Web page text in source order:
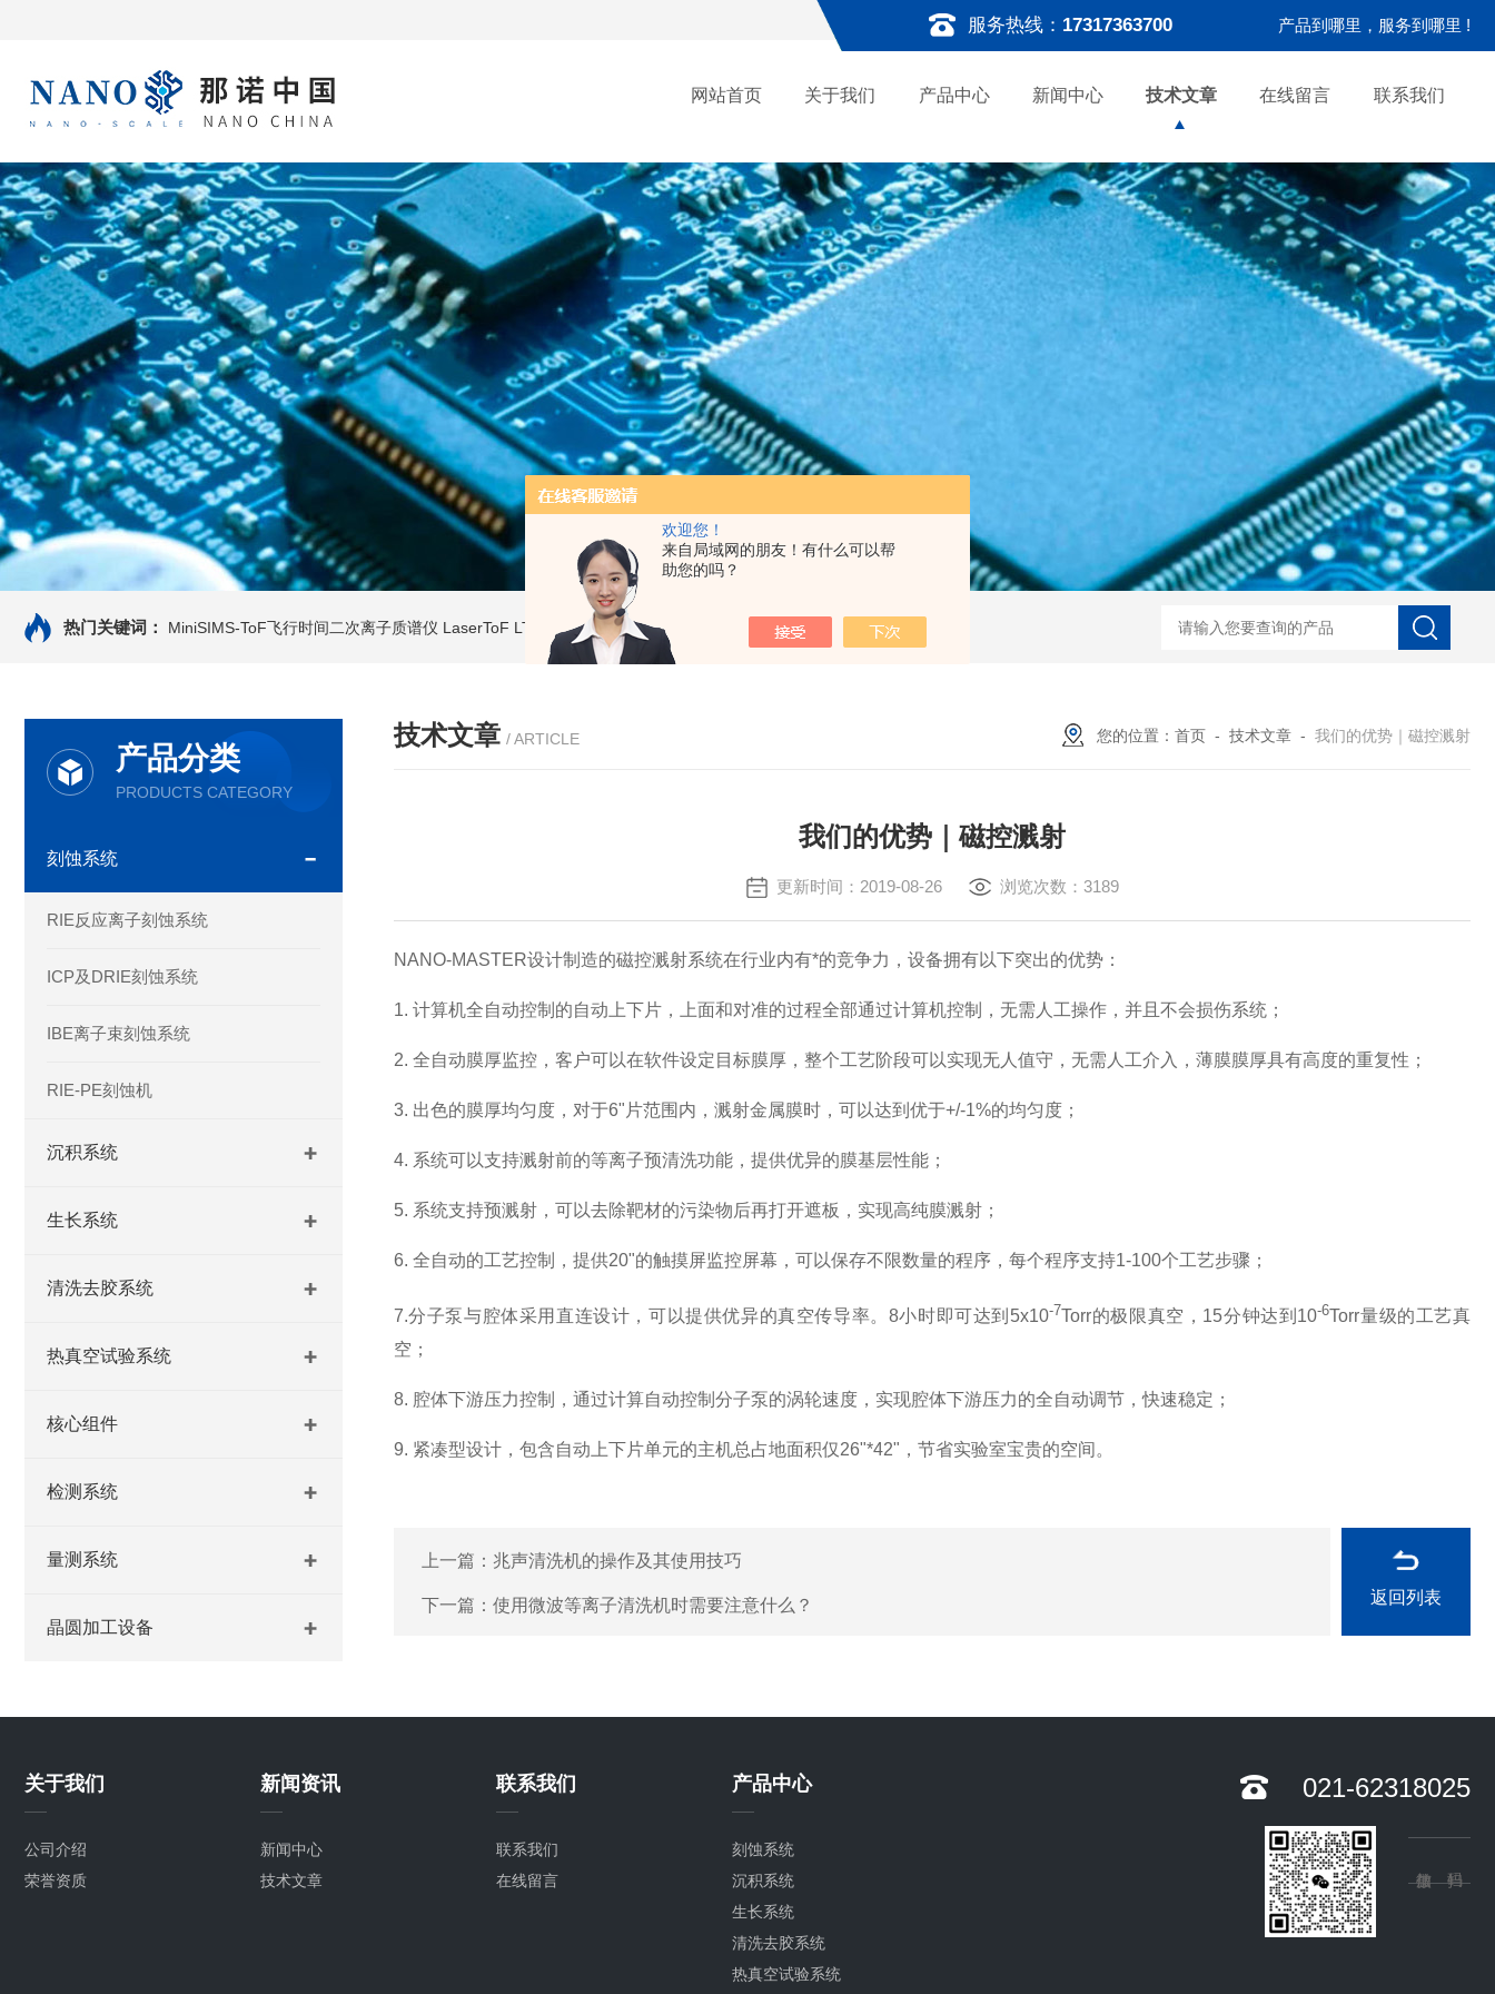
欢迎您！
来自局域网的朋友！有什么可以帮
助您的吗？
服务热线： 17317363700 产品到哪里，服务到哪里 !
网站首页 关于我们 产品中心 新闻中心 技术文章 在线留言 联系我们
热门关键词： MiniSIMS-ToF飞行时间二次离子质谱仪 LaserToF LT2 PlusMALDI-ToF 基质辅助激光解吸电离质谱仪 LaserToF LT3 Plus基质辅助激光解吸电离 MALDI-TOF MS LaserToF TT基质辅助激光解
产品分类
PRODUCTS CATEGORY
刻蚀系统
RIE反应离子刻蚀系统
ICP及DRIE刻蚀系统
IBE离子束刻蚀系统
RIE-PE刻蚀机
沉积系统
生长系统
清洗去胶系统
热真空试验系统
核心组件
检测系统
量测系统
晶圆加工设备
技术文章 / ARTICLE 您的位置： 首页 - 技术文章 - 我们的优势｜磁控溅射
我们的优势｜磁控溅射
更新时间：2019-08-26 浏览次数：3189
NANO-MASTER设计制造的磁控溅射系统在行业内有*的竞争力，设备拥有以下突出的优势：
1. 计算机全自动控制的自动上下片，上面和对准的过程全部通过计算机控制，无需人工操作，并且不会损伤系统；
2. 全自动膜厚监控，客户可以在软件设定目标膜厚，整个工艺阶段可以实现无人值守，无需人工介入，薄膜膜厚具有高度的重复性；
3. 出色的膜厚均匀度，对于6"片范围内，溅射金属膜时，可以达到优于+/-1%的均匀度；
4. 系统可以支持溅射前的等离子预清洗功能，提供优异的膜基层性能；
5. 系统支持预溅射，可以去除靶材的污染物后再打开遮板，实现高纯膜溅射；
6. 全自动的工艺控制，提供20"的触摸屏监控屏幕，可以保存不限数量的程序，每个程序支持1-100个工艺步骤；
7.分子泵与腔体采用直连设计，可以提供优异的真空传导率。8小时即可达到5x10-7Torr的极限真空，15分钟达到10-6Torr量级的工艺真
空；
8. 腔体下游压力控制，通过计算自动控制分子泵的涡轮速度，实现腔体下游压力的全自动调节，快速稳定；
9. 紧凑型设计，包含自动上下片单元的主机总占地面积仅26"*42"，节省实验室宝贵的空间。
上一篇： 兆声清洗机的操作及其使用技巧
下一篇： 使用微波等离子清洗机时需要注意什么？ 返回列表
关于我们
公司介绍
荣誉资质
新闻资讯
新闻中心
技术文章
联系我们
联系我们
在线留言
产品中心
刻蚀系统
沉积系统
生长系统
清洗去胶系统
热真空试验系统
021-62318025